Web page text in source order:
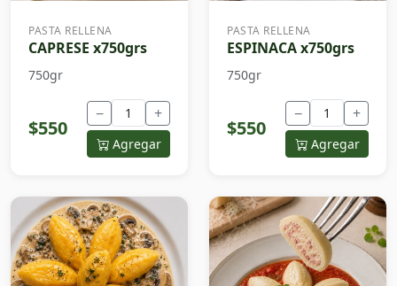
PASTA RELLENA
CAPRESE x750grs
750gr
$550
− +
Agregar
PASTA RELLENA
ESPINACA x750grs
750gr
$550
− +
Agregar